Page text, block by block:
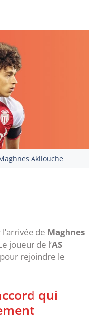
Akliouche
de Maghnes
joueur de l’AS
rejoindre le
qui